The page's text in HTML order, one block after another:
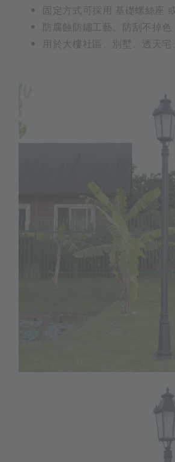
固定方式可採用 基礎螺絲座
防腐蝕防鏽工藝、防刮不掉色
用於大樓社區、別墅、透天宅